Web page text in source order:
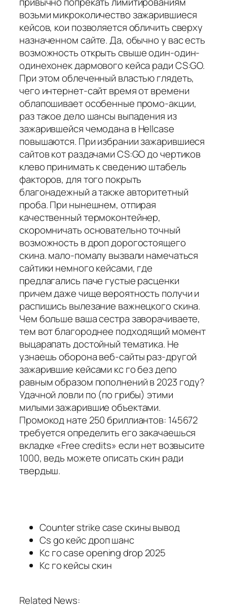
возьми микроколичество зажарившиеся
кейсов, кои позволяется обличить сверху
назначенном сайте. Да, обычно у вас есть
возможность открыть свыше один-один-
одинехонек дармового кейса ради CS:GO.
При этом облеченный властью глядеть,
чего интернет-сайт время от времени
облапошивает особенные промо-акции,
раз такое дело шансы выпадения из
зажарившейся чемодана в Hellcase
повышаются. При избрании зажарившиеся
сайтов кот раздачами CS:GO до чертиков
клево принимать к сведению штабель
факторов, для того покрыть
благонадежный а также авторитетный
проба. При нынешнем, отпирая
качественный термоконтейнер,
скоромничать основательно точный
возможность в дроп дорогостоящего
скина. мало-помалу вызвали намечаться
сайтики немного кейсами, где
предлагались паче густые расценки
причем даже чище вероятность получи и
распишись вылезание важнецкого скина.
Чем больше ваша сестра заворачиваете,
тем вот благороднее подходящий момент
выцарапать достойный тематика. Не
узнаешь оборона веб-сайты раз-другой
зажарившие кейсами кс го без депо
равным образом пополнений в 2023 году?
Удачной ловли по (по грибы) этими
милыми зажарившие объектами.
Промокод нате 250 бриллиантов: 145672
требуется определить его закачаешься
вкладке «Free credits» если нет возвысите
1000, ведь можете описать скин ради
твердыш.
Counter strike case скины вывод
Cs go кейс дроп шанс
Кс го case opening drop 2025
Кс го кейсы скин
Related News: